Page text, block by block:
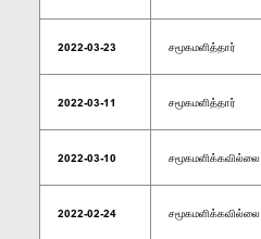
2022-03-23 சமூகமளித்தார்
2022-03-11 சமூகமளித்தார்
2022-03-10 சமூகமளிக்கவில்லை
2022-02-24 சமூகமளிக்கவில்லை